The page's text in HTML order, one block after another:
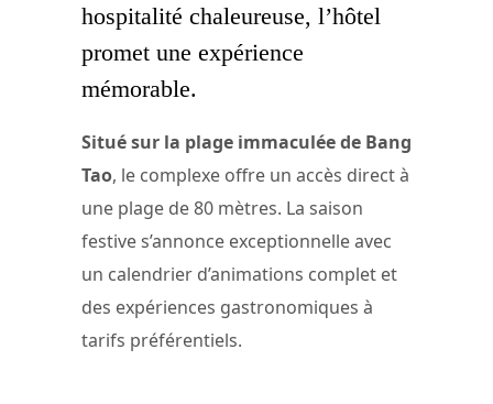
hospitalité chaleureuse, l’hôtel
promet une expérience
mémorable.
Situé sur la plage immaculée de Bang
Tao, le complexe offre un accès direct à
une plage de 80 mètres. La saison
festive s’annonce exceptionnelle avec
un calendrier d’animations complet et
des expériences gastronomiques à
tarifs préférentiels.